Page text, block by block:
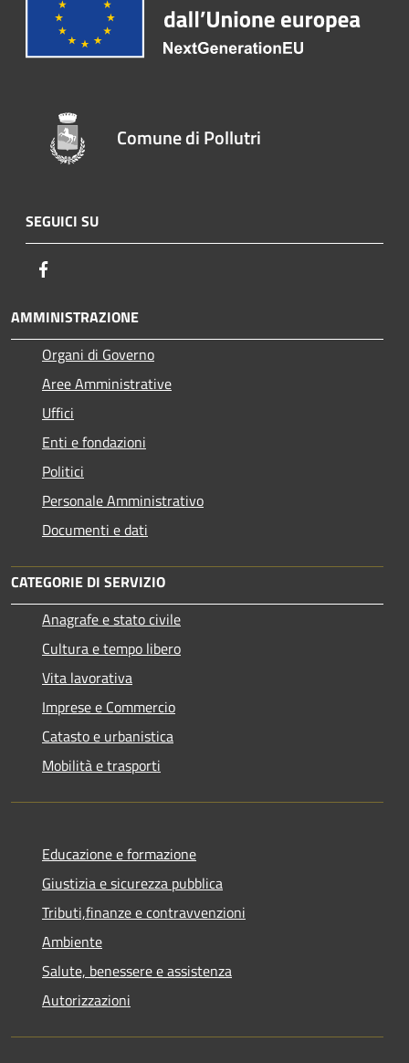
Comune di Pollutri
SEGUICI SU
AMMINISTRAZIONE
Organi di Governo
Aree Amministrative
Uffici
Enti e fondazioni
Politici
Personale Amministrativo
Documenti e dati
CATEGORIE DI SERVIZIO
Anagrafe e stato civile
Cultura e tempo libero
Vita lavorativa
Imprese e Commercio
Catasto e urbanistica
Mobilità e trasporti
Educazione e formazione
Giustizia e sicurezza pubblica
Tributi,finanze e contravvenzioni
Ambiente
Salute, benessere e assistenza
Autorizzazioni